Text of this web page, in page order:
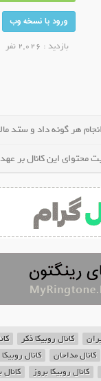
ورود با نسخه وب
بازدید : 2,026 نفر
هر گونه داد و ستد
محتوای این کانال بر
کانال روبیکا ذکر
کانال مداحان کانال
کانال روبیکا بروز کانال